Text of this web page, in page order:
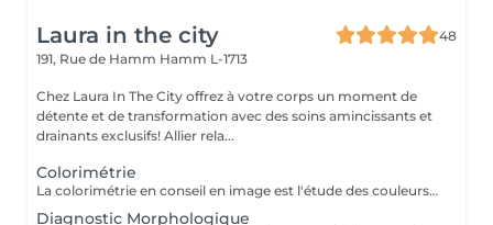
Laura in the city
48
191, Rue de Hamm Hamm L-1713
Chez Laura In The City offrez à votre corps un moment de
détente et de transformation avec des soins amincissants et
drainants exclusifs! Allier rela...
Colorimétrie
La colorimétrie en conseil en image est l'étude des couleurs qui subliment un individu en fonction de son teint, de ses yeux et de ses cheveux naturels. Elle utilise des techniques comme le draping (essayage de tissus de différentes couleurs sous le visage) pour déterminer une palette personnalisée de couleurs harmonieuses. L'objectif est de permettre de choisir de manière autonome les vêtements, accessoires, coiffures et maquillage qui illuminent le visage et améliorent l'image globale. Principes clés Harmonie naturelle : Elle se base sur les couleurs naturelles de la personne, utilisées pour définir sa "saison" (printemps, été, automne, hiver). Effet sur le visage : Les couleurs qui ne sont pas en harmonie peuvent donner un air fatigué ou vieillir, tandis que les couleurs justes apportent un effet bonne mine, de l'éclat et rajeunissent. Domaine d'application : L'étude s'applique à tous les éléments qui entourent le visage : vêtements, maquillage, bijoux, lunettes, et même la couleur des cheveux. Autonomie du client : La colorimétrie vise à donner au client les connaissances pour faire ses propres choix éclairés en magasin ou au quotidien. Après avoir échangé sur vos habitudes en termes de couleurs, ensemble nous allons analyser votre colorimétrie avec un Test Révélateur d'Image. A l'aide de foulards et d'un diagnostic complet, nous allons découvrir la palette de couleurs qui met votre visage en valeur et l'illumine. Présentation des différentes harmonies de couleurs possibles à mettre en place pour atteindre votre objectif. Présentation de la symbolique des couleurs Recommandations de looks selon vos couleurs et votre objectif d'image Remise de votre nuancier de saison personnalisé Remise d'un book « couleurs et harmonies » personnalisé Remise d'une roue chromatique Remise de maquillage offert selon vos tonalités
Diagnostic Morphologique